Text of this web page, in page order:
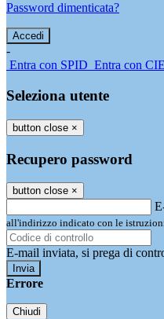
Password dimenticata?
-
Entra con SPID Entra con CIE
Seleziona utente
button close ×
Recupero password
button close ×
all'indirizzo indicato con le
E-mail inviata, si prega di
Errore
Chiudi